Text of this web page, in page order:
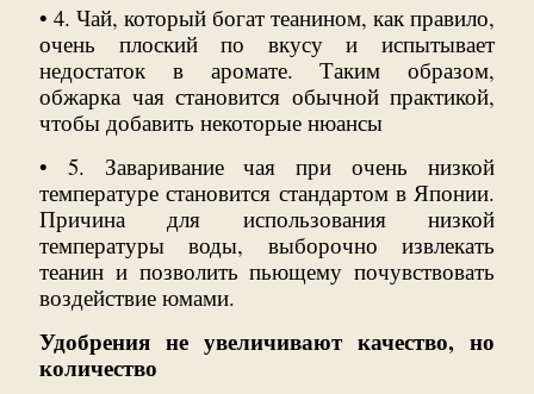
• 4. Чай, который богат теанином, как правило,
очень плоский по вкусу и испытывает
недостаток в аромате. Таким образом,
обжарка чая становится обычной практикой,
чтобы добавить некоторые нюансы
• 5. Заваривание чая при очень низкой
температуре становится стандартом в Японии.
Причина для использования низкой
температуры воды, выборочно извлекать
теанин и позволить пьющему почувствовать
воздействие юмами.
Удобрения не увеличивают качество, но
количество